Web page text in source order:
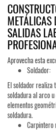
METÁLICAS
SALIDAS
Aprovecha esta
Soldador:
El soldador
soldadura al arco
elementos
soldadura.
Carpintero